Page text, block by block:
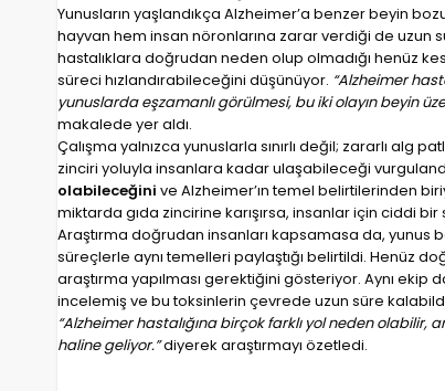
Yunusların yaşlandıkça Alzheimer’a benzer beyin
hayvan hem insan nöronlarına zarar verdiği de
hastalıklara doğrudan neden olup olmadığı henüz
süreci hızlandırabileceğini düşünüyor. “Alzheimer
yunuslarda eşzamanlı görülmesi, bu iki olayın beyin
makalede yer aldı.
Çalışma yalnızca yunuslarla sınırlı değil; zararlı alg
zinciri yoluyla insanlara kadar ulaşabileceği
olabileceğini ve Alzheimer’ın temel belirtilerinden
miktarda gıda zincirine karışırsa, insanlar için ciddi
Araştırma doğrudan insanları kapsamasa da,
süreçlerle aynı temelleri paylaştığı belirtildi. Henüz
araştırma yapılması gerektiğini gösteriyor. Aynı
incelemiş ve bu toksinlerin çevrede uzun süre
“Alzheimer hastalığına birçok farklı yol neden
haline geliyor.”diyerek araştırmayı özetledi.